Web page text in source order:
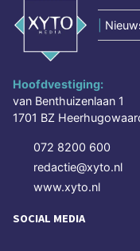
Hoofdvestiging:
van Benthuizenlaan 1
1701 BZ
072 8200 600
redactie@xyto.nl
www.xyto.nl
SOCIAL MEDIA